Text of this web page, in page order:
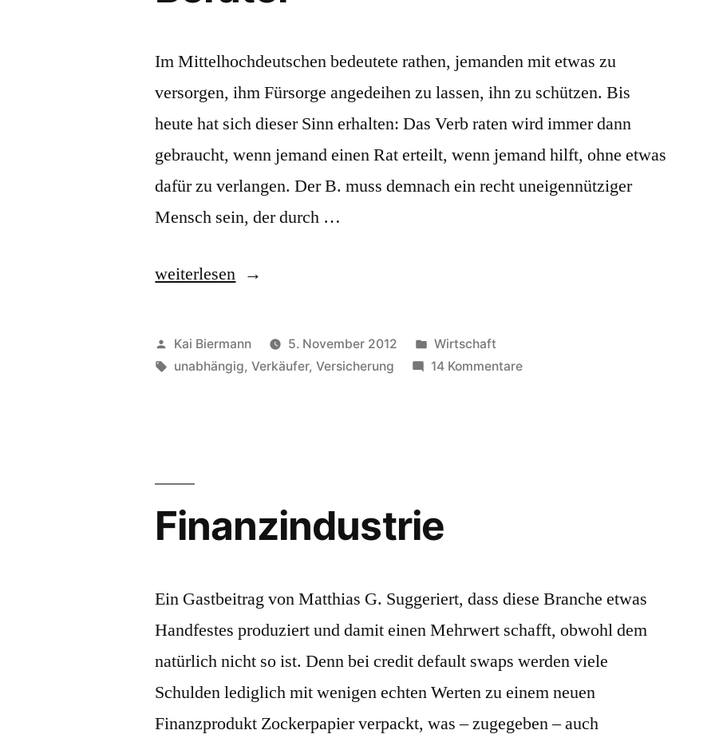
Im Mittelhochdeutschen bedeutete rathen, jemanden mit etwas zu
versorgen, ihm Fürsorge angedeihen zu lassen, ihn zu schützen. Bis
heute hat sich dieser Sinn erhalten: Das Verb raten wird immer dann
gebraucht, wenn jemand einen Rat erteilt, wenn jemand hilft, ohne etwas
dafür zu verlangen. Der B. muss demnach ein recht uneigennütziger
Mensch sein, der durch …
„Berater“
weiterlesen
Veröffentlicht
von
Kai Biermann 5. November 2012
Veröffentlicht
in
Wirtschaft
Schlagwörter:
unabhängig,Verkäufer,Versicherung 14 Kommentarezu
Finanzindustrie
Ein Gastbeitrag von Matthias G. Suggeriert, dass diese Branche etwas
Handfestes produziert und damit einen Mehrwert schafft, obwohl dem
natürlich nicht so ist. Denn bei credit default swaps werden viele
Schulden lediglich mit wenigen echten Werten zu einem neuen
Finanzprodukt Zockerpapier verpackt, was – zugegeben – auch